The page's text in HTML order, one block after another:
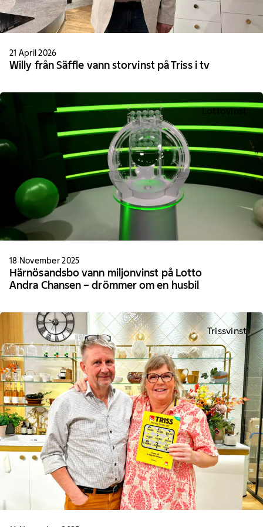
21 April 2026
Willy från Säffle vann storvinst på Triss i tv
Lottovinst
18 November 2025
Härnösandsbo vann miljonvinst på Lotto
Andra Chansen – drömmer om en husbil
Trissvinst